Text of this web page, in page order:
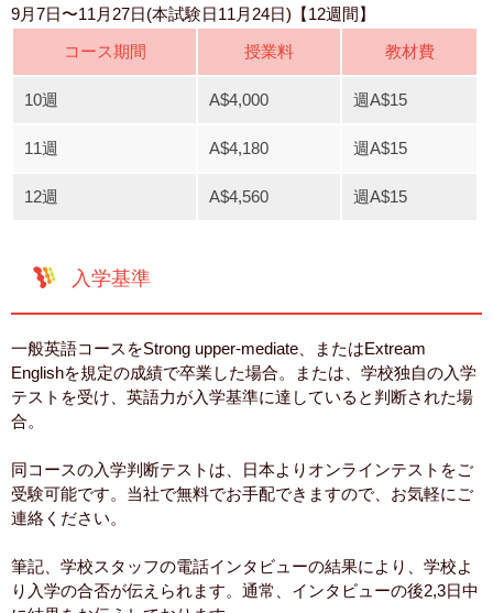
9月7日〜11月27日(本試験日11月24日)【12週間】
コース期間
授業料 教材費
10週 A$4,000 週A$15
11週 A$4,180 週A$15
12週 A$4,560 週A$15
入学基準
一般英語コースをStrong upper-mediate、またはExtream
Englishを規定の成績で卒業した場合。または、学校独自の入学
テストを受け、英語力が入学基準に達していると判断された場
合。
同コースの入学判断テストは、日本よりオンラインテストをご
受験可能です。当社で無料でお手配できますので、お気軽にご
連絡ください。
筆記、学校スタッフの電話インタビューの結果により、学校よ
り入学の合否が伝えられます。通常、インタビューの後2,3日中